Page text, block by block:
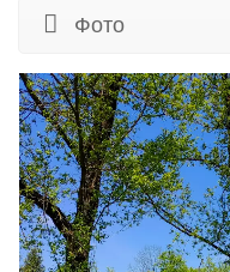
Фото